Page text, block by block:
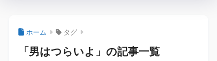
ホーム タグ
「男はつらいよ」の記事一覧